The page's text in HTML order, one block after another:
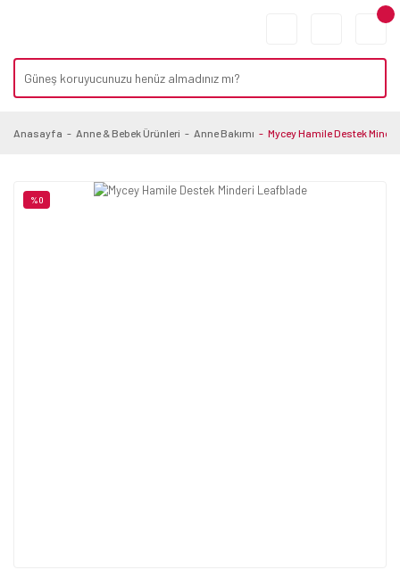
Anasayfa Anne & Bebek Ürünleri Anne Bakımı Mycey Hamile Destek
%0